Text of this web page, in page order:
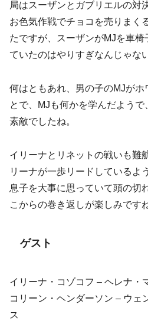
局はスーザンとガブリエルの対
お色気作戦でチョコを売りまく
たですが、スーザンがMJを車
ていたのはやりすぎなんじゃな
何はともあれ、男の子のMJがホ
とで、MJも何かを学んだよう
素敵でしたね。
イリーナとリネットの戦いも難
リーナが一歩リードしているよ
息子を大事に思っていて頭の切
こからの巻き返しが楽しみですね
ゲスト
イリーナ・コゾコフ – ヘレナ・
コリーン・ヘンダーソン – ウェ
ス